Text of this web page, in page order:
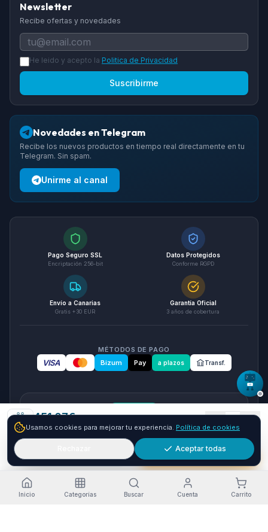
451.07€
Envío GRATIS 24-48h
Comprar ya
Newsletter
Recibe ofertas y novedades
He leido y acepto la Politica de Privacidad
Suscribirme
Novedades en Telegram
Recibe los nuevos productos en tiempo real directamente en tu
Telegram. Sin spam.
Unirme al canal
Pago Seguro SSL
Encriptación 256-bit
Datos Protegidos
Conforme RGPD
Envío a Canarias
Gratis +30 EUR
Garantía Oficial
3 años de cobertura
MÉTODOS DE PAGO
VISA Bizum Pay a plazos Transf.
seQura
Paga a plazos con seQura
Fracciona tu compra en 3, 6 o 12 plazos. Financiacion sujeta
a aprobacion por seQura. Sin papeleo y con respuesta
inmediata.
Como funciona
Usamos cookies para mejorar tu experiencia. Política de cookies
Aceptar todas
Inicio Categorías Buscar Cuenta Carrito